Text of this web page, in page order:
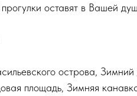
оставят в Вашей
острова,
площадь, Зимняя